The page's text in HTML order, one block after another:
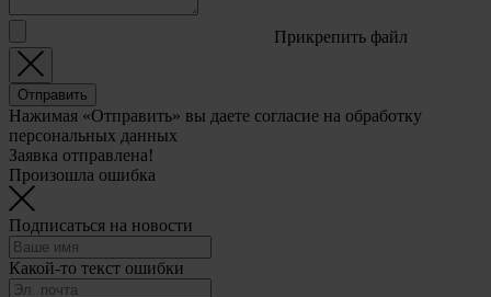
Прикрепить файл
Отправить
Нажимая «Отправить» вы даете согласие на обработку
персональных данных
Заявка отправлена!
Произошла ошибка
Подписаться на новости
Какой-то текст ошибки